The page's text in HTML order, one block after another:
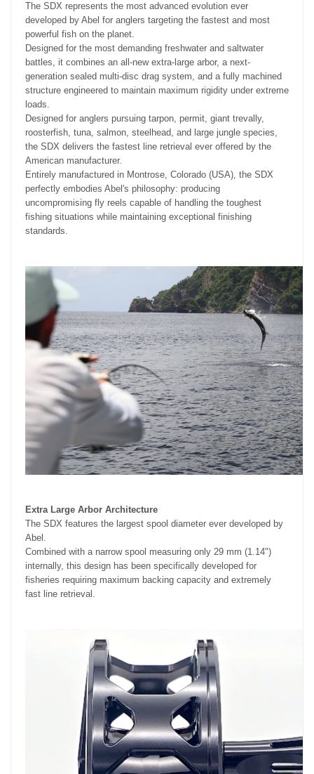
The SDX represents the most advanced evolution ever
developed by Abel for anglers targeting the fastest and most
powerful fish on the planet.
Designed for the most demanding freshwater and saltwater
battles, it combines an all-new extra-large arbor, a next-
generation sealed multi-disc drag system, and a fully machined
structure engineered to maintain maximum rigidity under extreme
loads.
Designed for anglers pursuing tarpon, permit, giant trevally,
roosterfish, tuna, salmon, steelhead, and large jungle species,
the SDX delivers the fastest line retrieval ever offered by the
American manufacturer.
Entirely manufactured in Montrose, Colorado (USA), the SDX
perfectly embodies Abel's philosophy: producing
uncompromising fly reels capable of handling the toughest
fishing situations while maintaining exceptional finishing
standards.
Extra Large Arbor Architecture
The SDX features the largest spool diameter ever developed by
Abel.
Combined with a narrow spool measuring only 29 mm (1.14")
internally, this design has been specifically developed for
fisheries requiring maximum backing capacity and extremely
fast line retrieval.